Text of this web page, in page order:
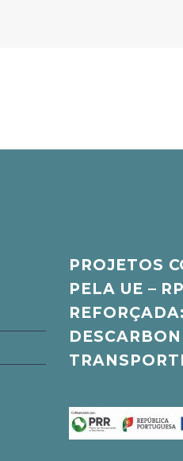
PROJETOS
PELA UE –
REFORÇADA: